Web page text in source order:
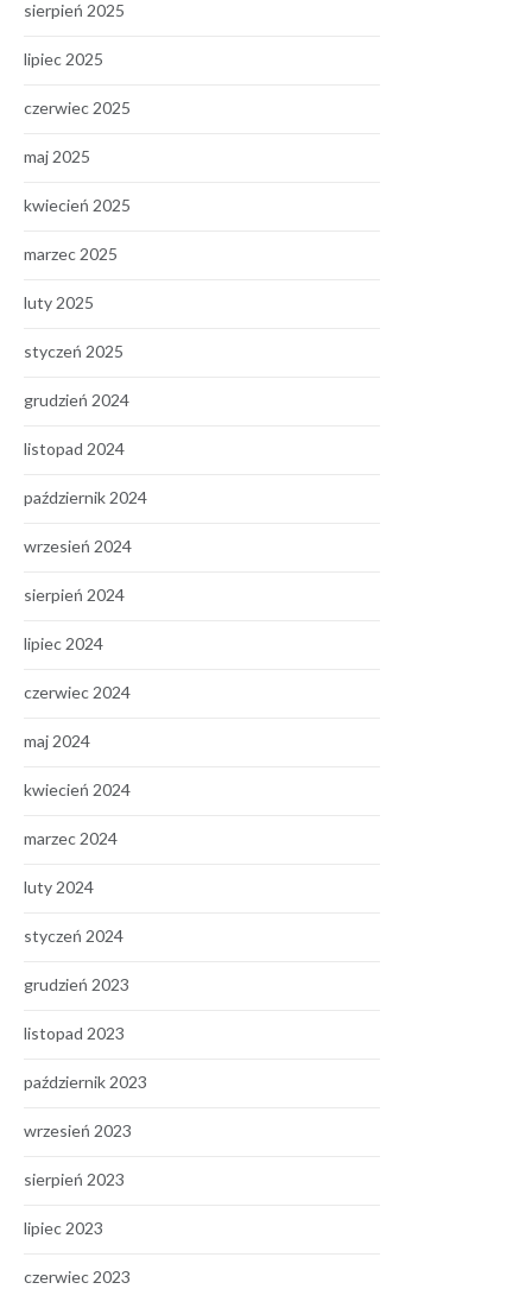
sierpień 2025
lipiec 2025
czerwiec 2025
maj 2025
kwiecień 2025
marzec 2025
luty 2025
styczeń 2025
grudzień 2024
listopad 2024
październik 2024
wrzesień 2024
sierpień 2024
lipiec 2024
czerwiec 2024
maj 2024
kwiecień 2024
marzec 2024
luty 2024
styczeń 2024
grudzień 2023
listopad 2023
październik 2023
wrzesień 2023
sierpień 2023
lipiec 2023
czerwiec 2023